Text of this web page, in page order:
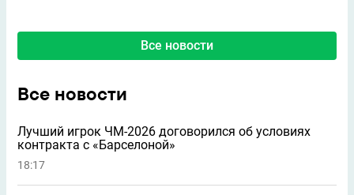
Все новости
Все новости
Лучший игрок ЧМ-2026 договорился об условиях
контракта с «Барселоной»
18:17